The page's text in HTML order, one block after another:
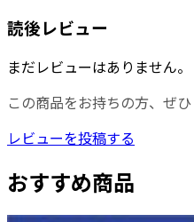
読後レビュー
まだレビューはありません。
この商品をお持ちの方、ぜ
レビューを投稿する
おすすめ商品